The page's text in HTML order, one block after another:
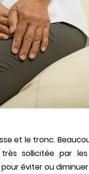
et le tronc.
sollicitée par
éviter ou